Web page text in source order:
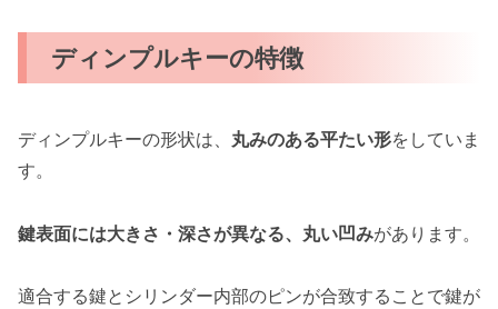
ディンプルキーの特徴
ディンプルキーの形状は、 丸みのある平たい形をしていま
す。
鍵表面には大きさ・深さが異なる、丸い凹みがあります。
適合する鍵とシリンダー内部のピンが合致することで鍵が